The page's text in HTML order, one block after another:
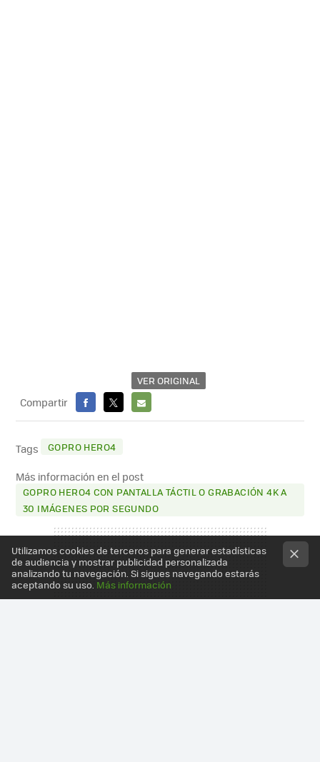
VER ORIGINAL
Compartir
FACEBOOK
X
E-
Tags GOPRO HERO4
Más información en el post
GOPRO HERO4 CON PANTALLA TÁCTIL O GRABACIÓN 4K A
30 IMÁGENES POR SEGUNDO
Utilizamos cookies de terceros para generar estadísticas
de audiencia y mostrar publicidad personalizada
analizando tu navegación. Si sigues navegando estarás
aceptando su uso. Más información